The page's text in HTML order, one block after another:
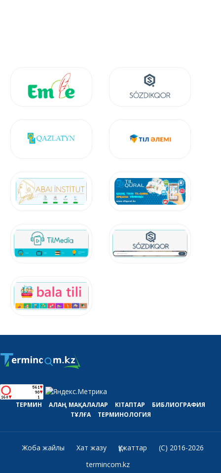
ТЕРМИН АЛАҢ МАҚАЛАЛАР КІТАПТАР
БИБЛИОГРАФИЯ
ТҰЛҒА
ТЕРМИНОЛОГИЯ
Жоба жайлы Хат жазу Құжаттар
(C) 2016-2026
termincom.kz